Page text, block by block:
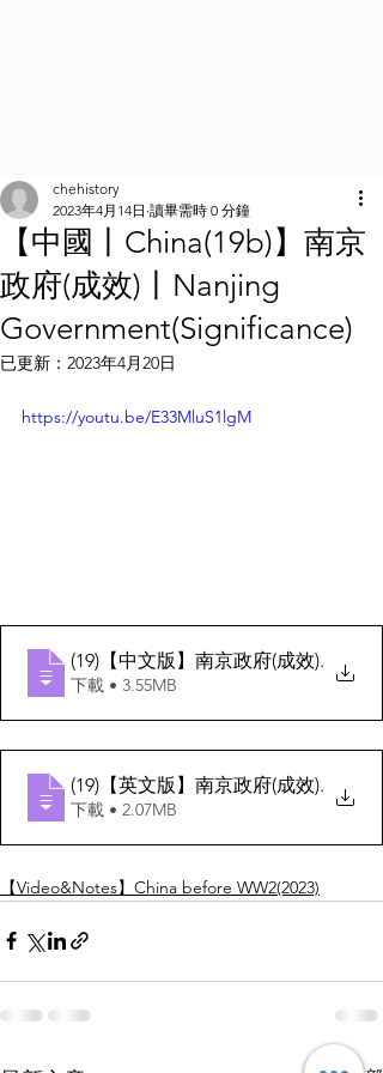
【中國丨China(19b)】南京
政府(成效)丨Nanjing
Government(Significance)
chehistory
2023年4月14日 讀畢需時 0 分鐘
已更新： 2023年4月20日
https://youtu.be/E33MluS1lgM
(19)【中文版】南京政府(成效).
下載 • 3.55MB
(19)【英文版】南京政府(成效).
下載 • 2.07MB
【Video&Notes】China before WW2(2023)